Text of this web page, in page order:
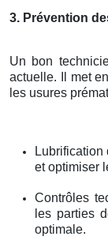
3. Prévention
Un bon
actuelle. Il met
les usures
Lubrification
et optimiser
Contrôles
les parties
optimale.